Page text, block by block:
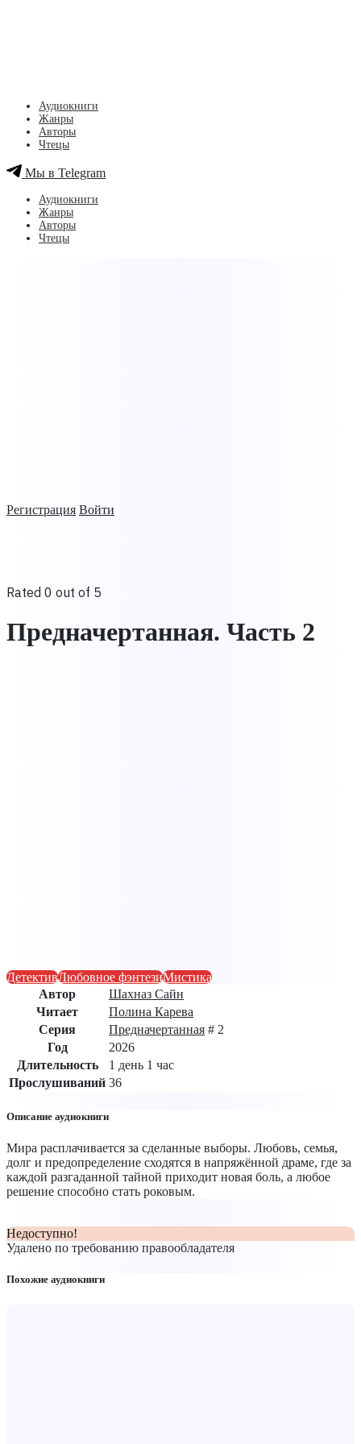
Регистрация Войти
Аудиокниги
Жанры
Авторы
Чтецы
Мы в Telegram
Аудиокниги
Жанры
Авторы
Чтецы
Rated 0 out of 5
Предначертанная. Часть 2
ДетективЛюбовное фэнтезиМистика
Автор
Шахназ Сайн
Читает
Полина Карева
Серия
Предначертанная # 2
Год
2026
Длительность
1 день 1 час
Прослушиваний 36
Описание аудиокниги
Мира расплачивается за сделанные выборы. Любовь, семья,
долг и предопределение сходятся в напряжённой драме, где за
каждой разгаданной тайной приходит новая боль, а любое
решение способно стать роковым.
Недоступно!
Удалено по требованию правообладателя
Похожие аудиокниги